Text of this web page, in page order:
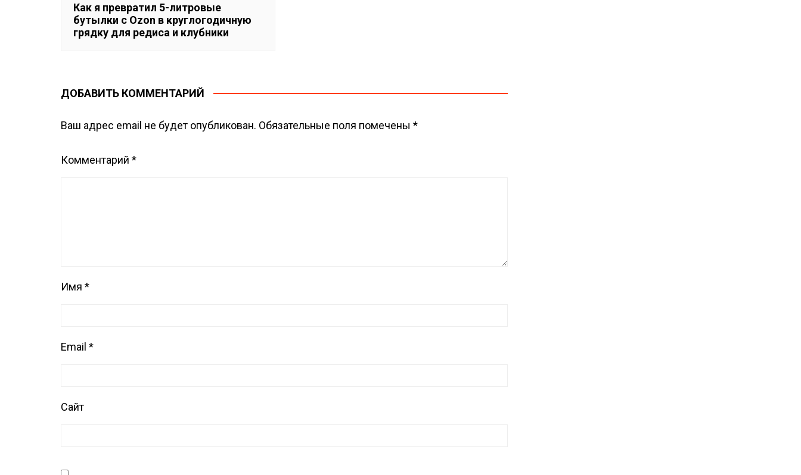
Как я превратил 5-литровые
бутылки с Ozon в круглогодичную
грядку для редиса и клубники
ДОБАВИТЬ КОММЕНТАРИЙ
Ваш адрес email не будет опубликован. Обязательные поля помечены *
Комментарий *
Имя *
Email *
Сайт